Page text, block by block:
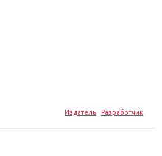
Издатель Разработчик